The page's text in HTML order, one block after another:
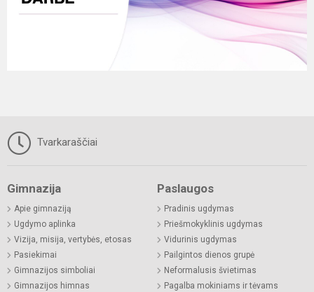
Tvarkaraščiai
Gimnazija
Apie gimnaziją
Ugdymo aplinka
Vizija, misija, vertybės, etosas
Pasiekimai
Gimnazijos simboliai
Gimnazijos himnas
Paslaugos
Pradinis ugdymas
Priešmokyklinis ugdymas
Vidurinis ugdymas
Pailgintos dienos grupė
Neformalusis švietimas
Pagalba mokiniams ir tėvams